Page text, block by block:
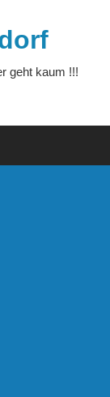
geht kaum !!!